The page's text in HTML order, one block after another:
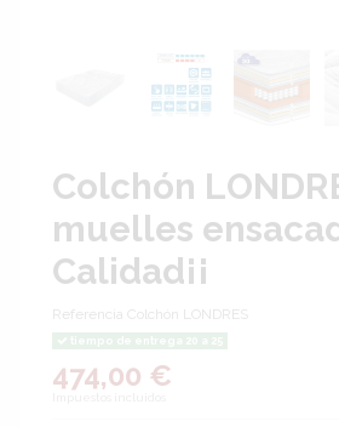
Colchón
muelles
Calidad¡¡
Referencia Colchón LONDRES
474,00 €